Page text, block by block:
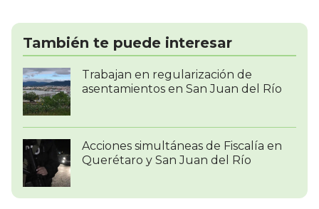
También te puede interesar
Trabajan en regularización de
asentamientos en San Juan del Río
Acciones simultáneas de Fiscalía en
Querétaro y San Juan del Río